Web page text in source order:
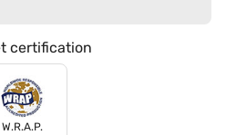
certification
W.R.A.P.